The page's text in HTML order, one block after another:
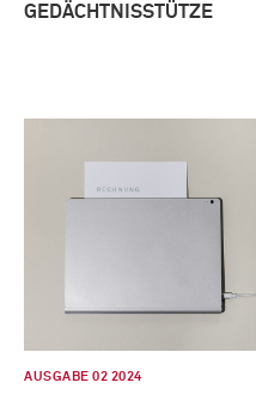
GEDÄCHTNISSTÜTZE
AUSGABE 02 2024